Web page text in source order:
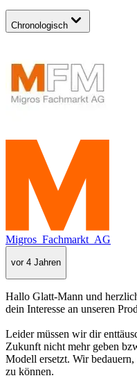
Chronologisch
Migros_Fachmarkt_AG
vor 4 Jahren
Hallo Glatt-Mann und
dein Interesse an unseren
Leider müssen wir dir
Zukunft nicht mehr geben
Modell ersetzt. Wir
zu können.